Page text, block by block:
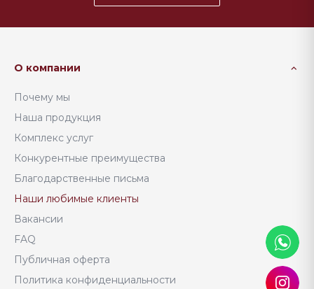
О компании
Почему мы
Наша продукция
Комплекс услуг
Конкурентные преимущества
Благодарственные письма
Наши любимые клиенты
Вакансии
FAQ
Публичная оферта
Политика конфиденциальности